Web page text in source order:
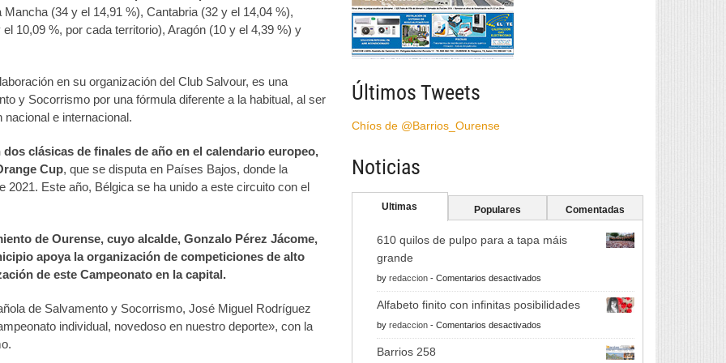
Mancha (34 y el 14,91 %), Cantabria (32 y el 14,04 %),
10,09 %, por cada territorio), Aragón (10 y el 4,39 %) y
en su organización del Club Salvour, es una
y Socorrismo por una fórmula diferente a la habitual, al ser
e internacional.
clásicas de finales de año en el calendario europeo,
Cup, que se disputa en Países Bajos, donde la
Este año, Bélgica se ha unido a este circuito con el
de Ourense, cuyo alcalde, Gonzalo Pérez Jácome,
apoya la organización de competiciones de alto
de este Campeonato en la capital.
de Salvamento y Socorrismo, José Miguel Rodríguez
individual, novedoso en nuestro deporte», con la
Últimos Tweets
Chíos de @Barrios_Ourense
Noticias
Ultimas Populares Comentadas
610 quilos de pulpo para a tapa máis
grande
by redaccion - Comentarios desactivados
610
Alfabeto finito con infinitas posibilidades
by redaccion - Comentarios desactivados
Alfabeto
Barrios 258